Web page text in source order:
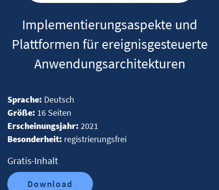
Implementierungsaspekte und
Plattformen für ereignisgesteuerte
Anwendungsarchitekturen
Sprache: Deutsch
Größe: 16 Seiten
Erscheinungsjahr: 2021
Besonderheit: registrierungsfrei
Gratis-Inhalt
Download